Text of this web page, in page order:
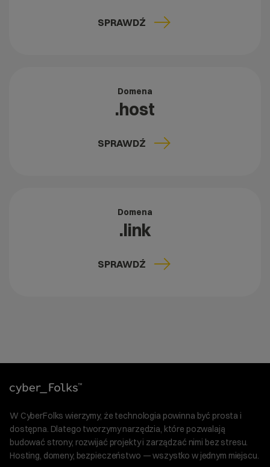
SPRAWDŹ
Domena
.host
SPRAWDŹ
Domena
.link
SPRAWDŹ
W CyberFolks wierzymy, że technologia powinna być prosta i
dostępna. Dlatego tworzymy narzędzia, które pozwalają
budować strony, rozwijać projekty i zarządzać nimi bez stresu.
Hosting, domeny, bezpieczeństwo — wszystko w jednym miejscu.